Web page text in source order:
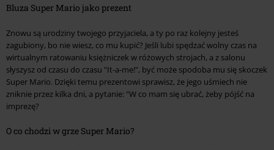
Bluza Super Mario jako prezent
Znowu są urodziny twojego przyjaciela, a ty po raz kolejny jesteś
zagubiony, bo nie wiesz, co mu kupić? Jeśli lubi spędzać wolny czas na
wirtualnym ratowaniu księżniczek w różowych strojach, a z salonu
słyszysz od czasu do czasu "It-a-me!", być może spodoba mu się skoczek
Super Mario. Dzięki temu prezentowi sprawisz, że jego uśmiech nie
zniknie przez kilka dni, a pytanie: "W co mam się ubrać, żeby pójść na
imprezę?
O co chodzi w grze Super Mario?